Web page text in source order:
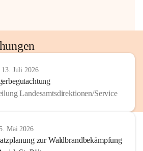
Juli 2026
Landesamtsdirektionen/Service
Mai 2026
zur Waldbrandbekämpfung